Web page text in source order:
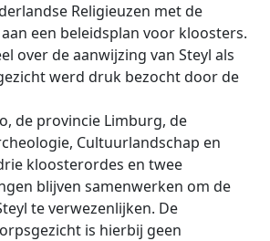
Religieuzen met de
een beleidsplan voor kloosters.
over de aanwijzing van Steyl als
werd druk bezocht door de
de provincie Limburg, de
Cultuurlandschap en
kloosterordes en twee
blijven samenwerken om de
te verwezenlijken. De
is hierbij geen